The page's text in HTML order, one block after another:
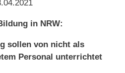
in NRW:
sollen von nicht als
Personal unterrichtet